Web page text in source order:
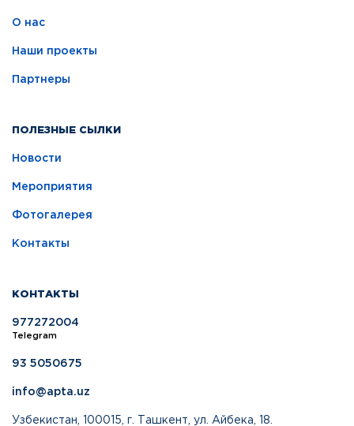
О нас
Наши проекты
Партнеры
ПОЛЕЗНЫЕ СЫЛКИ
Новости
Мероприятия
Фотогалерея
Контакты
КОНТАКТЫ
977272004
Telegram
93 5050675
info@apta.uz
Узбекистан, 100015, г. Ташкент, ул. Айбека, 18.